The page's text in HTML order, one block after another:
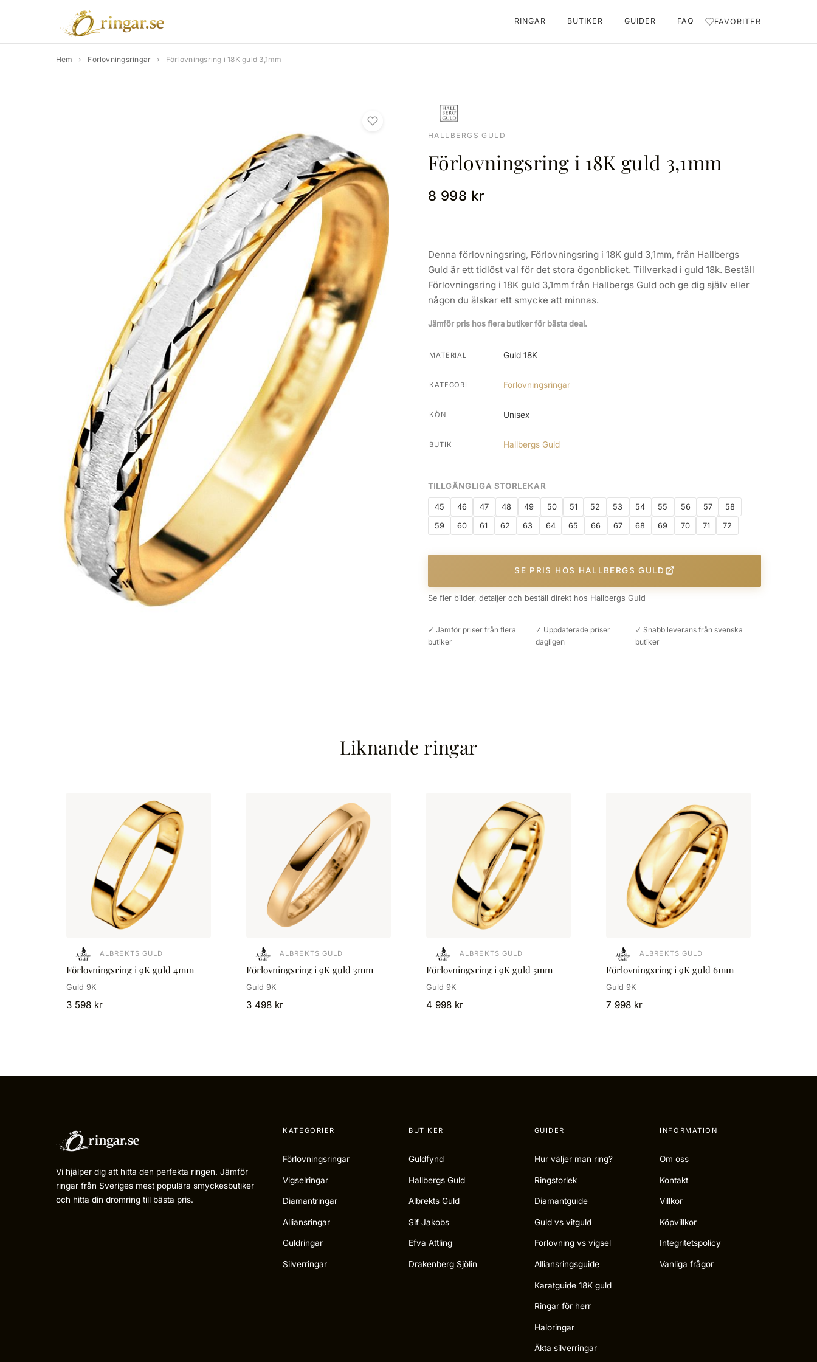
RINGAR BUTIKER GUIDER FAQ FAVORITER
Hem › Förlovningsringar › Förlovningsring i 18K guld 3,1mm
HALLBERGS GULD
Förlovningsring i 18K guld 3,1mm
8 998 kr
Denna förlovningsring, Förlovningsring i 18K guld 3,1mm, från Hallbergs
Guld är ett tidlöst val för det stora ögonblicket. Tillverkad i guld 18k. Beställ
Förlovningsring i 18K guld 3,1mm från Hallbergs Guld och ge dig själv eller
någon du älskar ett smycke att minnas.
Jämför pris hos flera butiker för bästa deal.
MATERIAL Guld 18K
KATEGORI Förlovningsringar
KÖN Unisex
BUTIK Hallbergs Guld
TILLGÄNGLIGA STORLEKAR
45 46 47 48 49 50 51 52 53 54 55 56 57 58
59 60 61 62 63 64 65 66 67 68 69 70 71 72
SE PRIS HOS HALLBERGS GULD
Se fler bilder, detaljer och beställ direkt hos Hallbergs Guld
✓ Jämför priser från flera
butiker
✓ Uppdaterade priser
dagligen
✓ Snabb leverans från svenska
butiker
Liknande ringar
ALBREKTS GULD
Förlovningsring i 9K guld 4mm
Guld 9K
3 598 kr
ALBREKTS GULD
Förlovningsring i 9K guld 3mm
Guld 9K
3 498 kr
ALBREKTS GULD
Förlovningsring i 9K guld 5mm
Guld 9K
4 998 kr
ALBREKTS GULD
Förlovningsring i 9K guld 6mm
Guld 9K
7 998 kr
Vi hjälper dig att hitta den perfekta ringen. Jämför
ringar från Sveriges mest populära smyckesbutiker
och hitta din drömring till bästa pris.
KATEGORIER
Förlovningsringar
Vigselringar
Diamantringar
Alliansringar
Guldringar
Silverringar
BUTIKER
Guldfynd
Hallbergs Guld
Albrekts Guld
Sif Jakobs
Efva Attling
Drakenberg Sjölin
GUIDER
Hur väljer man ring?
Ringstorlek
Diamantguide
Guld vs vitguld
Förlovning vs vigsel
Alliansringsguide
Karatguide 18K guld
Ringar för herr
Haloringar
Äkta silverringar
INFORMATION
Om oss
Kontakt
Villkor
Köpvillkor
Integritetspolicy
Vanliga frågor